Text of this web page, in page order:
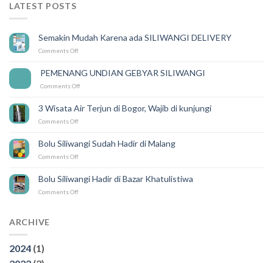
LATEST POSTS
Semakin Mudah Karena ada SILIWANGI DELIVERY
Comments Offon
Karena
ada
DELIVERY
PEMENANG UNDIAN GEBYAR SILIWANGI
Comments Offon
GEBYAR
3 Wisata Air Terjun di Bogor, Wajib di kunjungi
Comments Offon
Air
Terjun
Bogor,
Wajib
di
Bolu Siliwangi Sudah Hadir di Malang
Comments Offon
Sudah
Hadir
Bolu Siliwangi Hadir di Bazar Khatulistiwa
Comments Offon
ARCHIVE
2024 (1)